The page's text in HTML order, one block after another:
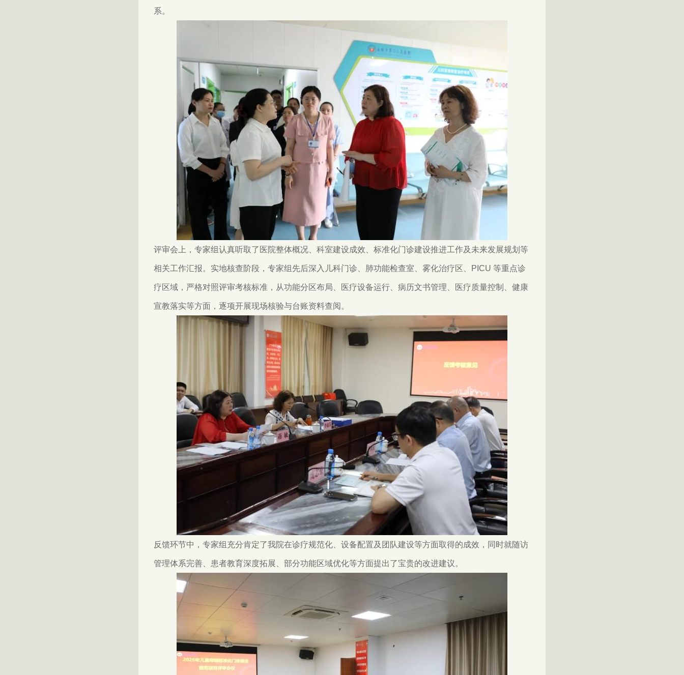
系。
评审会上，专家组认真听取了医院整体概况、科室建设成效、标准化门诊建设推进工作及未来发展规划等
相关工作汇报。实地核查阶段，专家组先后深入儿科门诊、肺功能检查室、雾化治疗区、PICU 等重点诊
疗区域，严格对照评审考核标准，从功能分区布局、医疗设备运行、病历文书管理、医疗质量控制、健康
宣教落实等方面，逐项开展现场核验与台账资料查阅。
反馈环节中，专家组充分肯定了我院在诊疗规范化、设备配置及团队建设等方面取得的成效，同时就随访
管理体系完善、患者教育深度拓展、部分功能区域优化等方面提出了宝贵的改进建议。